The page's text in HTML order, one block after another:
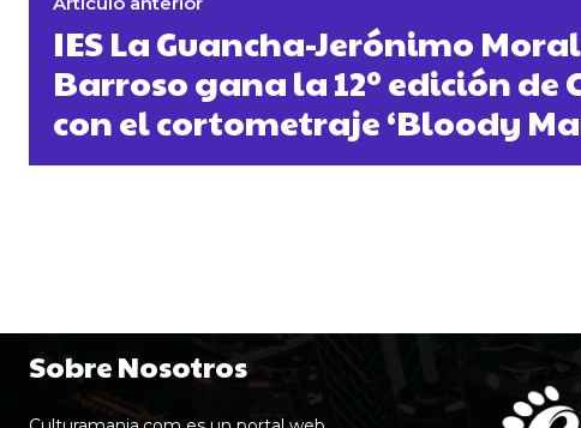
IES La Guancha-Jerónimo
Barroso gana la 12º edición de
con el cortometraje ‘Bloody
Sobre Nosotros